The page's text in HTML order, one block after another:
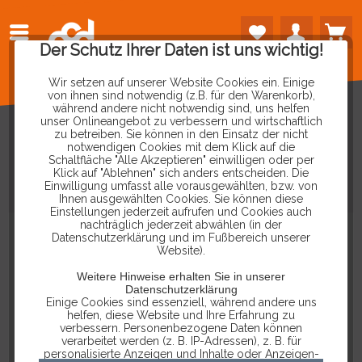
Der Schutz Ihrer Daten ist uns wichtig!
Wir setzen auf unserer Website Cookies ein. Einige
von ihnen sind notwendig (z.B. für den Warenkorb),
während andere nicht notwendig sind, uns helfen
unser Onlineangebot zu verbessern und wirtschaftlich
zu betreiben. Sie können in den Einsatz der nicht
notwendigen Cookies mit dem Klick auf die
Schaltfläche "Alle Akzeptieren" einwilligen oder per
Klick auf "Ablehnen" sich anders entscheiden. Die
Einwilligung umfasst alle vorausgewählten, bzw. von
Ihnen ausgewählten Cookies. Sie können diese
Einstellungen jederzeit aufrufen und Cookies auch
nachträglich jederzeit abwählen (in der
Datenschutzerklärung und im Fußbereich unserer
Website).
Weitere Hinweise erhalten Sie in unserer
Datenschutzerklärung
Einige Cookies sind essenziell, während andere uns
helfen, diese Website und Ihre Erfahrung zu
verbessern. Personenbezogene Daten können
verarbeitet werden (z. B. IP-Adressen), z. B. für
personalisierte Anzeigen und Inhalte oder Anzeigen-
KOMPRESSIONSTESTER FÜR
DIESELMOTOREN